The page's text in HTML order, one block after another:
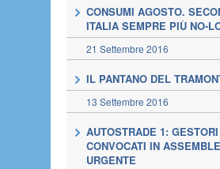
CONSUMI AGOSTO.
ITALIA SEMPRE PIÙ NO-
21 Settembre 2016
IL PANTANO DEL
13 Settembre 2016
AUTOSTRADE 1: GESTORI
CONVOCATI IN
URGENTE